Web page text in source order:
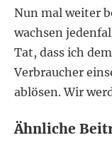
Nun mal weiter
wachsen
Tat, dass ich
Verbraucher
ablösen. Wir
Ähnliche